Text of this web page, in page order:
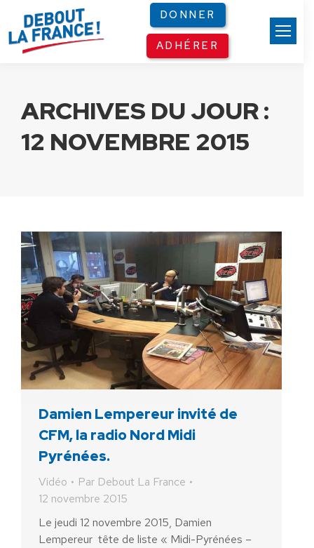
DONNER
ADHÉRER
ARCHIVES DU JOUR :
12 NOVEMBRE 2015
Damien Lempereur invité de
CFM, la radio Nord Midi
Pyrénées.
Vidéo Par Debout La France
12 novembre 2015
Le jeudi 12 novembre 2015, Damien
Lempereur tête de liste « Midi-Pyrénées –
Panneau de gestion des cookies